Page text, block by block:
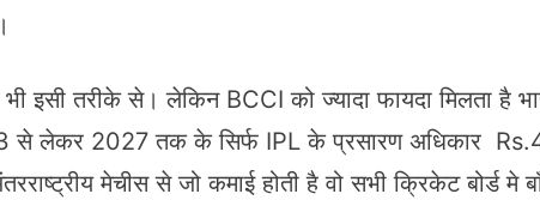
इसी तरीके से। लेकिन BCCI को ज्यादा फायदा मिलता है
से लेकर 2027 तक के सिर्फ IPL के प्रसारण अधिकार
मेचीस से जो कमाई होती है वो सभी क्रिकेट